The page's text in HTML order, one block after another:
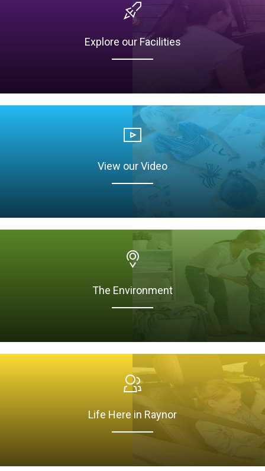
Explore our Facilities
View our Video
The Environment
Life Here in Raynor